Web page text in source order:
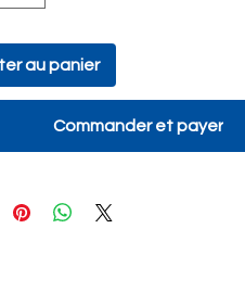
au panier
Commander et payer